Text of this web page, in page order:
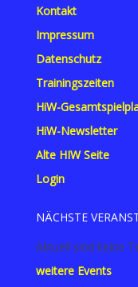
Kontakt
Impressum
Datenschutz
Trainingszeiten
HiW-
HiW-Newsletter
Alte HIW Seite
Login
NÄCHSTE
Aktuell sind keine
weitere Events